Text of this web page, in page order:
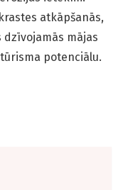
atkāpšanās,
dzīvojamās mājas
potenciālu.